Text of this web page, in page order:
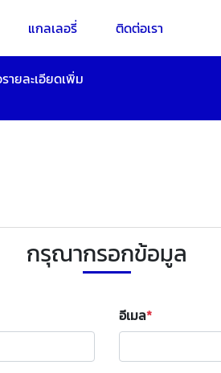
แกลเลอรี่ ติดต่อเรา
ายละเอียดเพิ่ม
กรุณากรอกข้อมูล
อีเมล